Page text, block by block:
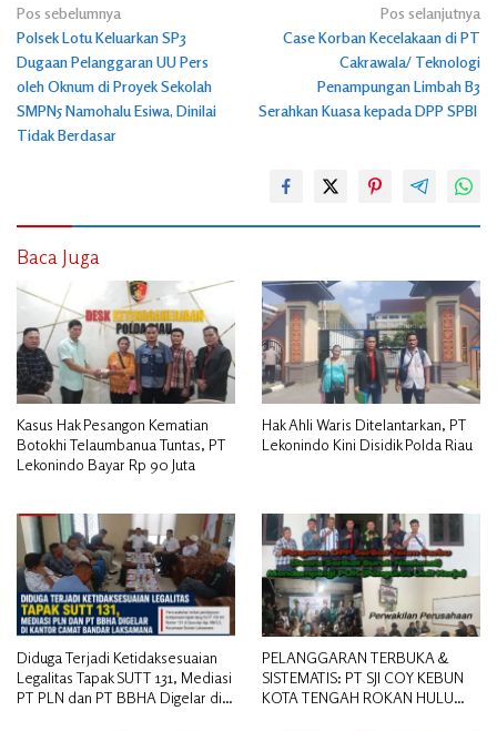
Navigasi
pos
Pos sebelumnya
Polsek Lotu Keluarkan SP3
Dugaan Pelanggaran UU Pers
oleh Oknum di Proyek Sekolah
SMPN5 Namohalu Esiwa, Dinilai
Tidak Berdasar
Pos selanjutnya
Case Korban Kecelakaan di PT
Cakrawala/ Teknologi
Penampungan Limbah B3
Serahkan Kuasa kepada DPP SPBI
Baca Juga
Kasus Hak Pesangon Kematian
Botokhi Telaumbanua Tuntas, PT
Lekonindo Bayar Rp 90 Juta
Hak Ahli Waris Ditelantarkan, PT
Lekonindo Kini Disidik Polda Riau
Diduga Terjadi Ketidaksesuaian
Legalitas Tapak SUTT 131, Mediasi
PT PLN dan PT BBHA Digelar di
PELANGGARAN TERBUKA &
SISTEMATIS: PT SJI COY KEBUN
KOTA TENGAH ROKAN HULU